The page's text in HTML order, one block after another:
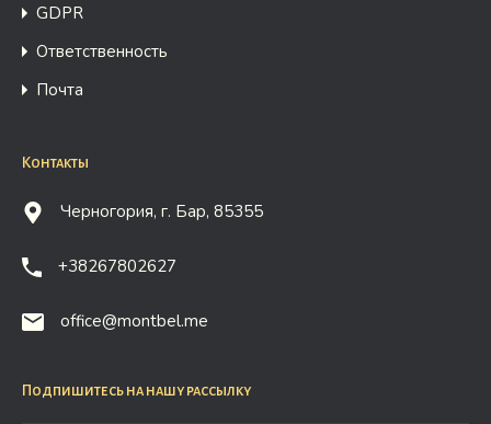
GDPR
Ответственность
Почта
Контакты
Черногория, г. Бар, 85355
+38267802627
office@montbel.me
Подпишитесь на нашу рассылку